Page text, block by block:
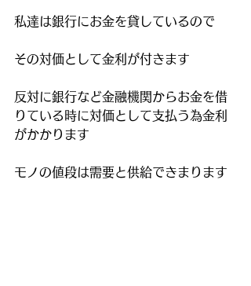
私達は銀行にお金を貸しているので
その対価として金利が付きます
反対に銀行など金融機関からお金を借
りている時に対価として支払う為金利
がかかります
モノの値段は需要と供給できまります